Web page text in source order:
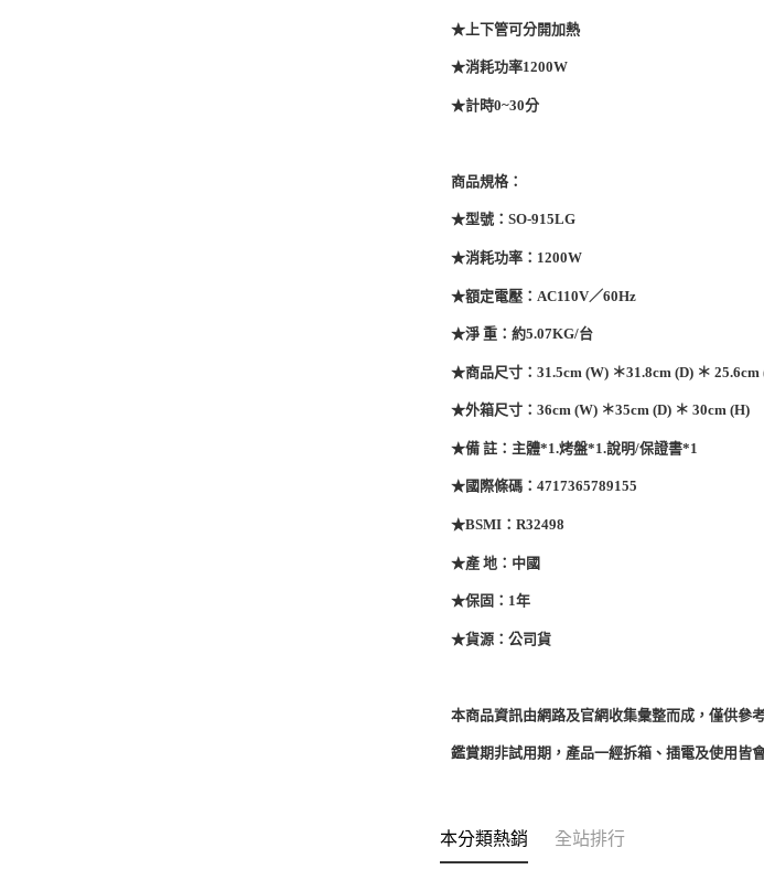
★上下管可分開加熱
★消耗功率1200W
★計時0~30分
商品規格：
★型號：SO-915LG
★消耗功率：1200W
★額定電壓：AC110V／60Hz
★淨 重：約5.07KG/台
★商品尺寸：31.5cm (W) ＊31.8cm (D) ＊ 25.6cm
★外箱尺寸：36cm (W) ＊35cm (D) ＊ 30cm (H)
★備 註：主體*1.烤盤*1.說明/保證書*1
★國際條碼：4717365789155
★BSMI：R32498
★產 地：中國
★保固：1年
★貨源：公司貨
本商品資訊由網路及官網收集彙整而成，僅供參
鑑賞期非試用期，產品一經拆箱、插電及使用皆
本分類熱銷 全站排行